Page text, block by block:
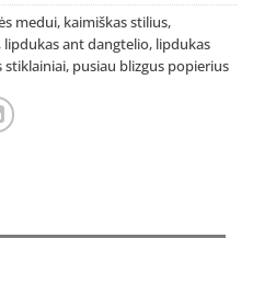
medui, kaimiškas stilius,
lipdukas ant dangtelio, lipdukas
stiklainiai, pusiau blizgus popierius